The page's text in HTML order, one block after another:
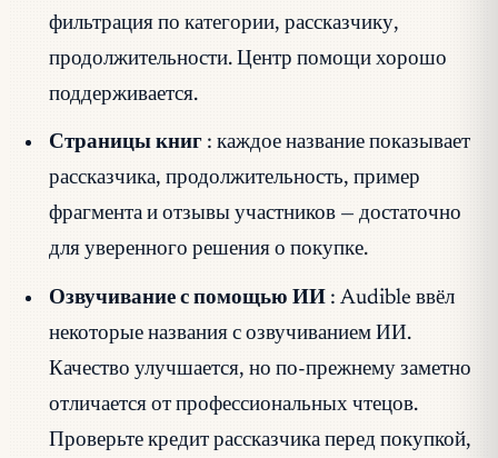
фильтрация по категории, рассказчику,
продолжительности. Центр помощи хорошо
поддерживается.
Страницы книг : каждое название показывает
рассказчика, продолжительность, пример
фрагмента и отзывы участников — достаточно
для уверенного решения о покупке.
Озвучивание с помощью ИИ : Audible ввёл
некоторые названия с озвучиванием ИИ.
Качество улучшается, но по-прежнему заметно
отличается от профессиональных чтецов.
Проверьте кредит рассказчика перед покупкой,